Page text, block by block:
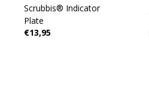
Scrubbis® Indicator
Plate
€13,95